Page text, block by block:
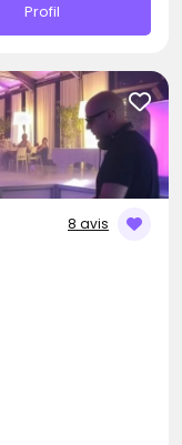
Profil
8 avis